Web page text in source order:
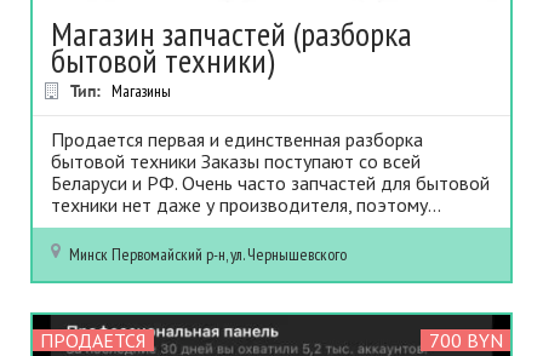
Магазин запчастей (разборка
бытовой техники)
Тип: Магазины
Продается первая и единственная разборка
бытовой техники Заказы поступают со всей
Беларуси и РФ. Очень часто запчастей для бытовой
техники нет даже у производителя, поэтому...
Минск Первомайский р-н, ул. Чернышевского
ПРОДАЕТСЯ 700 BYN